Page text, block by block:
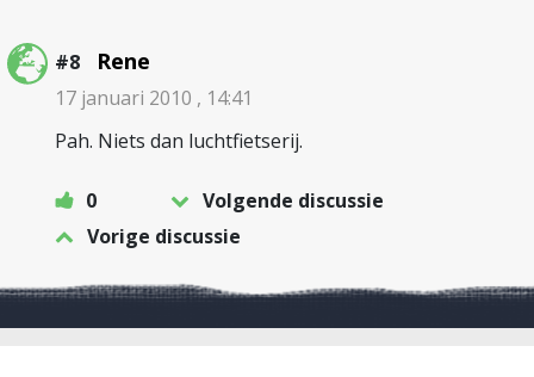
#8 Rene
17 januari 2010 , 14:41
Pah. Niets dan luchtfietserij.
0
Volgende discussie
Vorige discussie